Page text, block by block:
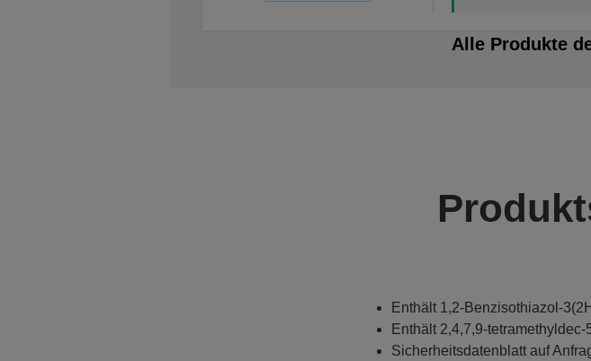
Alle Produkte
Enthält 1,2-Benzisothiazol-
Enthält 2,4,7,9-
Sicherheitsdatenblatt auf